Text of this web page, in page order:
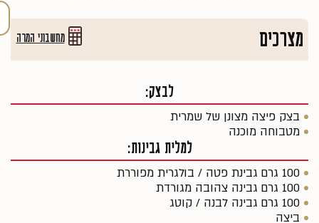
מצרכים מחשבוני המרה
לבצק:
בצק פיצה מצונן של שמרית
מטבוחה מוכנה
למלית גבינות:
100 גרם גבינת פטה / בולגרית מפוררת
100 גרם גבינה צהובה מגורדת
100 גרם גבינה לבנה / קוטג
ביצה